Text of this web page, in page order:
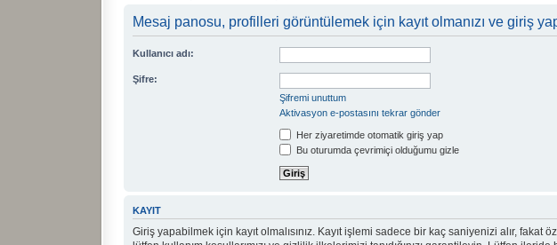
Mesaj panosu, profilleri görüntülemek için kayıt olmanızı ve giriş
Kullanıcı adı:
Şifre:
Şifremi unuttum
Aktivasyon e-postasını tekrar gönder
Her ziyaretimde otomatik giriş yap
Bu oturumda çevrimiçi olduğumu gizle
KAYIT
Giriş yapabilmek için kayıt olmalısınız. Kayıt işlemi sadece bir kaç saniyenizi alır, fakat